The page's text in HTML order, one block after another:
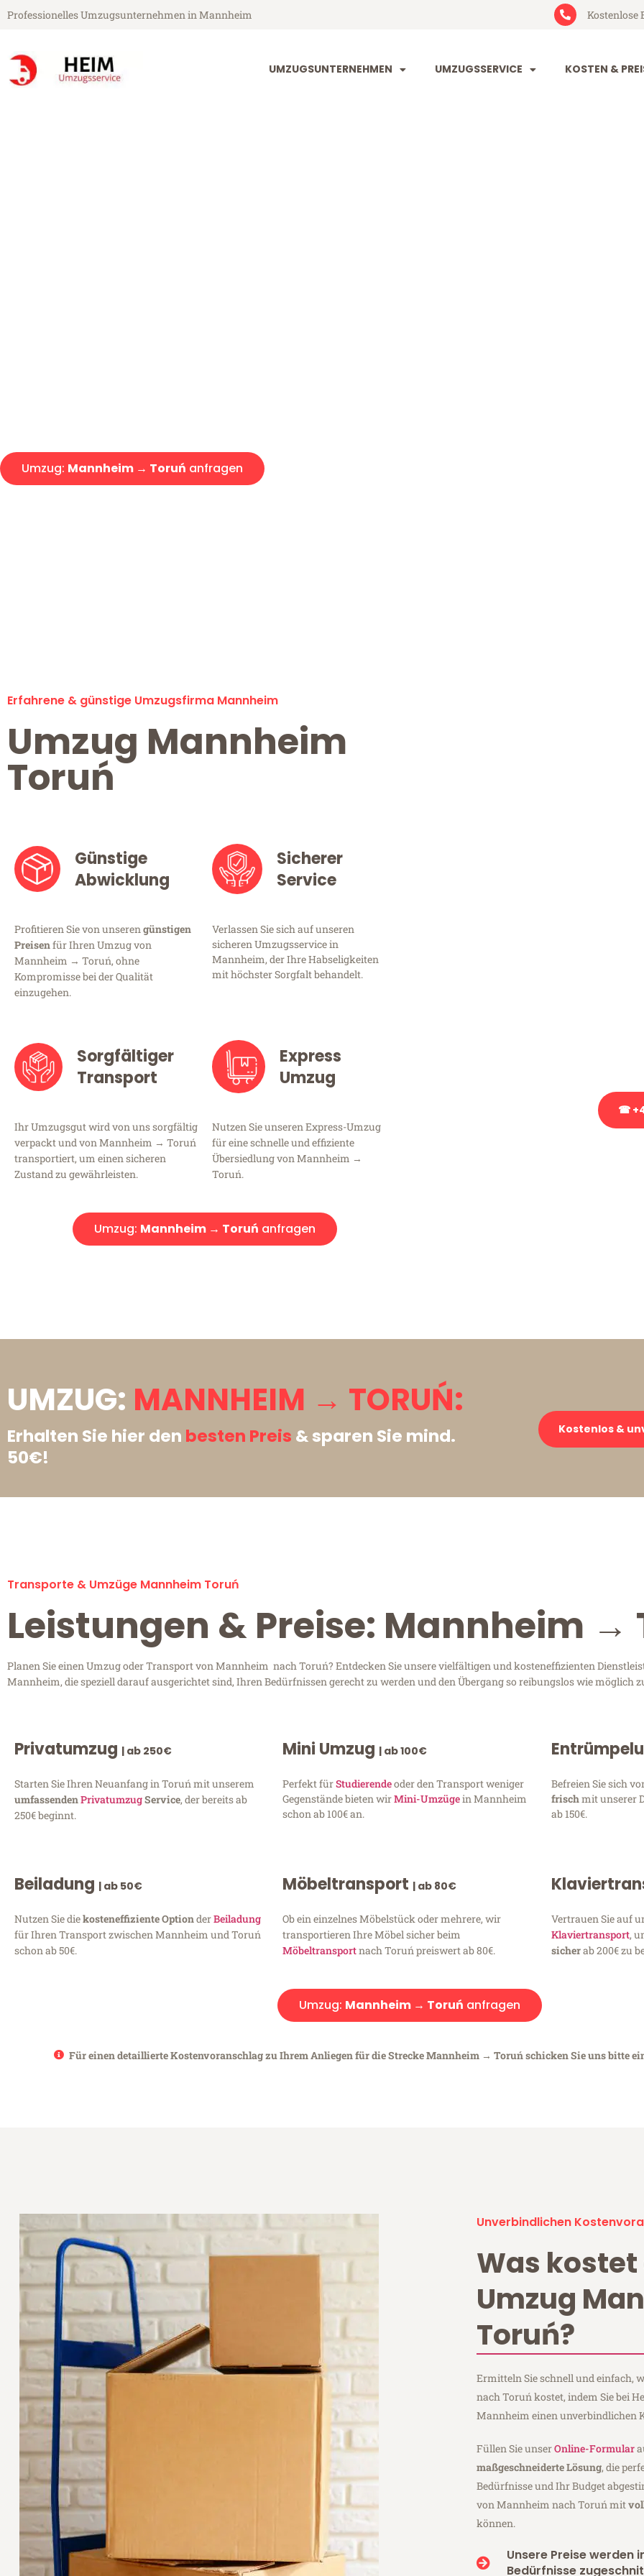
Professionelles Umzugsunternehmen in Mannheim Kostenlose
UMZUGSUNTERNEHMEN UMZUGSSERVICE KOSTEN &
Umzug: Mannheim → Toruń anfragen
Erfahrene & günstige Umzugsfirma Mannheim
Umzug Mannheim
Toruń
Günstige
Abwicklung
Profitieren Sie von unserengünstigen
Preisenfür Ihren Umzug von
Mannheim → Toruń, ohne
Kompromisse bei der Qualität
einzugehen.
Sicherer
Service
Verlassen Sie sich auf unseren
sicheren Umzugsservice in
Mannheim, der Ihre Habseligkeiten
mit höchster Sorgfalt behandelt.
Sorgfältiger
Transport
Ihr Umzugsgut wird von uns sorgfältig
verpackt und von Mannheim → Toruń
transportiert, um einen sicheren
Zustand zu gewährleisten.
Express
Umzug
Nutzen Sie unseren Express-Umzug
für eine schnelle und effiziente
Übersiedlung von Mannheim →
Toruń.
Umzug: Mannheim → Toruń anfragen
☎
UMZUG: MANNHEIM → TORUŃ:
Erhalten Sie hier den besten Preis & sparen Sie mind.
50€!
Kostenlos &
Transporte & Umzüge Mannheim Toruń
Leistungen & Preise: Mannheim →
Planen Sie einen Umzug oder Transport von Mannheim nach Toruń? Entdecken Sie unsere vielfältigen und kosteneffizienten
Mannheim, die speziell darauf ausgerichtet sind, Ihren Bedürfnissen gerecht zu werden und den Übergang so reibungslos wie möglich
Privatumzug | ab 250€
Starten Sie Ihren Neuanfang in Toruń mit unserem
umfassendenPrivatumzugService, der bereits ab
250€ beginnt.
Mini Umzug | ab 100€
Perfekt fürStudierendeoder den Transport weniger
Gegenstände bieten wirMini-Umzügein Mannheim
schon ab 100€ an.
Befreien Sie sich
frischmit unserer
ab 150€.
Beiladung | ab 50€
Nutzen Sie diekosteneffiziente OptionderBeiladung
für Ihren Transport zwischen Mannheim und Toruń
schon ab 50€.
Möbeltransport | ab 80€
Ob ein einzelnes Möbelstück oder mehrere, wir
transportieren Ihre Möbel sicher beim
Möbeltransportnach Toruń preiswert ab 80€.
Vertrauen Sie auf
Klaviertransport,
sicherab 200€ zu
Umzug: Mannheim → Toruń anfragen
Für einen detaillierte Kostenvoranschlag zu Ihrem Anliegen für die Strecke Mannheim → Toruń schicken Sie uns bitte
Unverbindlichen
Was kostet
Umzug
Toruń?
Ermitteln Sie schnell und einfach,
nach Toruń kostet, indem Sie bei
Mannheim einen unverbindlichen
Füllen Sie unserOnline-Formular
maßgeschneiderte Lösung, die
Bedürfnisse und Ihr Budget
von Mannheim nach Toruń mit
können.
Unsere Preise werden
Bedürfnisse